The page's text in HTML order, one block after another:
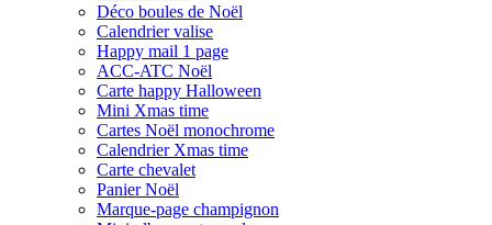
Déco boules de Noël
Calendrier valise
Happy mail 1 page
ACC-ATC Noël
Carte happy Halloween
Mini Xmas time
Cartes Noël monochrome
Calendrier Xmas time
Carte chevalet
Panier Noël
Marque-page champignon